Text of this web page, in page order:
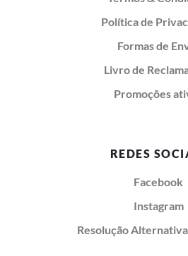
Política de
Formas de
Livro de
Promoções
REDES
Facebook
Instagram
Resolução